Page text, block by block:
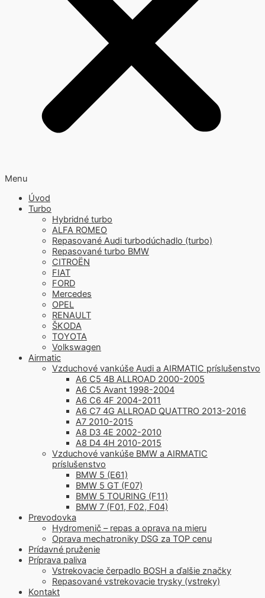
Menu
Úvod
Turbo
Hybridné turbo
ALFA ROMEO
Repasované Audi turbodúchadlo (turbo)
Repasované turbo BMW
CITROËN
FIAT
FORD
Mercedes
OPEL
RENAULT
ŠKODA
TOYOTA
Volkswagen
Airmatic
Vzduchové vankúše Audi a AIRMATIC príslušenstvo
A6 C5 4B ALLROAD 2000-2005
A6 C5 Avant 1998-2004
A6 C6 4F 2004-2011
A6 C7 4G ALLROAD QUATTRO 2013-2016
A7 2010-2015
A8 D3 4E 2002-2010
A8 D4 4H 2010-2015
Vzduchové vankúše BMW a AIRMATIC
príslušenstvo
BMW 5 (E61)
BMW 5 GT (F07)
BMW 5 TOURING (F11)
BMW 7 (F01, F02, F04)
Prevodovka
Hydromenič – repas a oprava na mieru
Oprava mechatroniky DSG za TOP cenu
Prídavné pruženie
Príprava paliva
Vstrekovacie čerpadlo BOSH a ďalšie značky
Repasované vstrekovacie trysky (vstreky)
Kontakt